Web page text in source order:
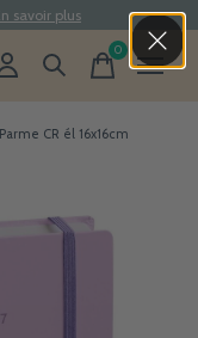
savoir plus
0items
CR él 16x16cm